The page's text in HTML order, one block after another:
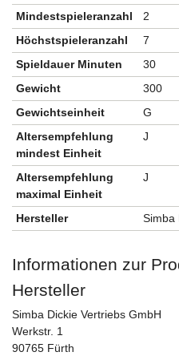
Mindestspieleranzahl
2
Höchstspieleranzahl
7
Spieldauer Minuten
30
Gewicht
300
Gewichtseinheit
G
Altersempfehlung
mindest Einheit
J
Altersempfehlung
maximal Einheit
J
Hersteller Simba
Informationen zur
Hersteller
Simba Dickie Vertriebs GmbH
Werkstr. 1
90765 Fürth